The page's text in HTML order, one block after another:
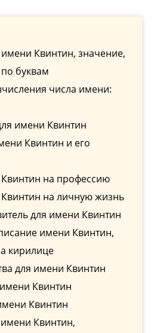
Квинтин, значение,
буквам
числа имени:
имени Квинтин
Квинтин и его
на профессию
на личную жизнь
для имени Квинтин
имени Квинтин,
кирилице
для имени Квинтин
Квинтин
Квинтин
Квинтин,